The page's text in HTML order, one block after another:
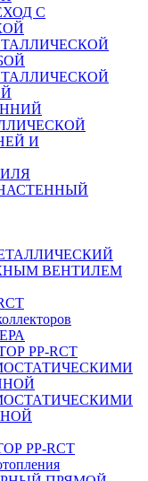
С
И
ВЕНТИЛЕМ
PP-RCT
PP-RCT